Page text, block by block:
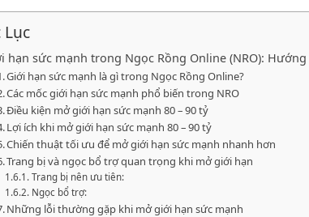
Lục
hạn sức mạnh trong Ngọc Rồng Online (NRO):
Giới hạn sức mạnh là gì trong Ngọc Rồng Online?
Các mốc giới hạn sức mạnh phổ biến trong NRO
Điều kiện mở giới hạn sức mạnh 80 – 90 tỷ
Lợi ích khi mở giới hạn sức mạnh 80 – 90 tỷ
Chiến thuật tối ưu để mở giới hạn sức mạnh nhanh hơn
Trang bị và ngọc bổ trợ quan trọng khi mở giới hạn
Trang bị nên ưu tiên:
Ngọc bổ trợ:
Những lỗi thường gặp khi mở giới hạn sức mạnh